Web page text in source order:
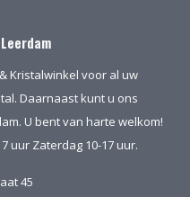
Kristalwinkel voor al uw
Daarnaast kunt u ons
U bent van harte welkom!
uur Zaterdag 10-17 uur.
45